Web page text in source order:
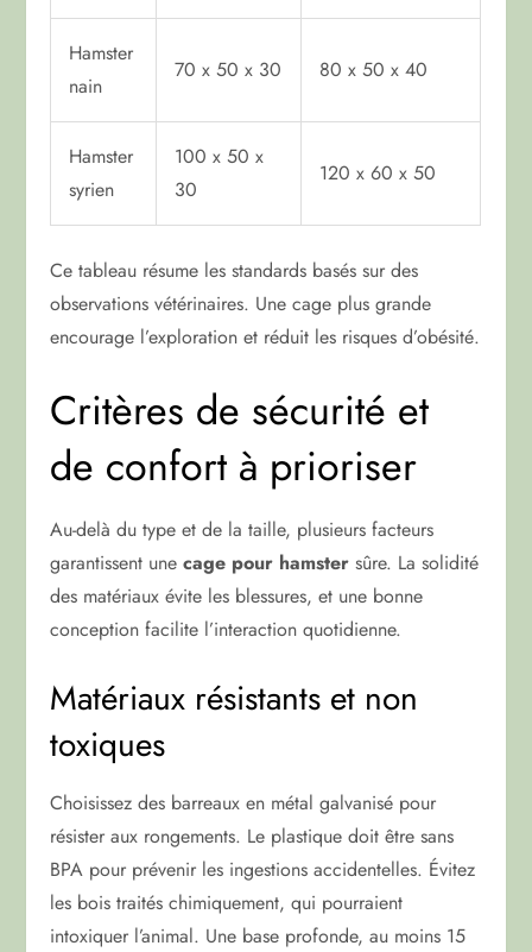
Hamster
nain
70 x 50 x 30 80 x 50 x 40
Hamster
syrien
100 x 50 x
30
120 x 60 x 50
Ce tableau résume les standards basés sur des
observations vétérinaires. Une cage plus grande
encourage l’exploration et réduit les risques d’obésité.
Critères de sécurité et
de confort à prioriser
Au-delà du type et de la taille, plusieurs facteurs
garantissent unecage pour hamster sûre. La solidité
des matériaux évite les blessures, et une bonne
conception facilite l’interaction quotidienne.
Matériaux résistants et non
toxiques
Choisissez des barreaux en métal galvanisé pour
résister aux rongements. Le plastique doit être sans
BPA pour prévenir les ingestions accidentelles. Évitez
les bois traités chimiquement, qui pourraient
intoxiquer l’animal. Une base profonde, au moins 15